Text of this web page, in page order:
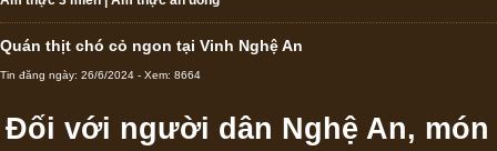
Quán thịt chó cỏ ngon tại Vinh Nghệ An
Tin đăng ngày: 26/6/2024 - Xem: 8664
Đối với người dân Nghệ An,